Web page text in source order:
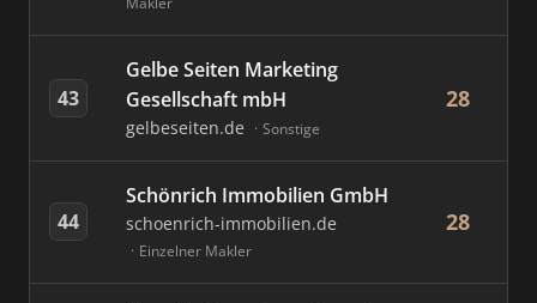
43
Gelbe Seiten Marketing
Gesellschaft mbH
gelbeseiten.de Sonstige
28
44
Schönrich Immobilien GmbH
schoenrich-immobilien.de
Einzelner Makler
28